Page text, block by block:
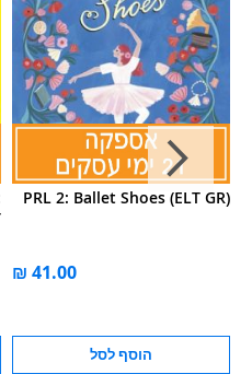
PRL 2: Ballet Shoes (ELT GR)
הוסף לסל